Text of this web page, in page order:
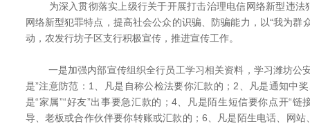
为深入贯彻落实上级行关于开展打击治理电信网络新型违法
网络新型犯罪特点，提高社会公众的识骗、防骗能力，以“我为群
动，农发行坊子区支行积极宣传，推进宣传工作。
一是加强内部宣传组织全行员工学习相关资料，学习潍坊公
是”注意防范：1、凡是自称公检法要你汇款的；2、凡是通知中
是“家属”“好友”出事要急汇款的；4、凡是陌生短信要你点开“链
导、老板或合作伙伴要你转账或汇款的；6、凡是陌生电话、网